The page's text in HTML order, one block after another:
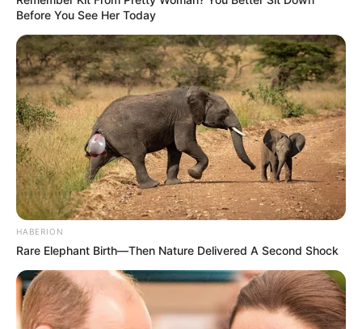
Before You See Her Today
HABERION
Rare Elephant Birth—Then Nature Delivered A Second Shock